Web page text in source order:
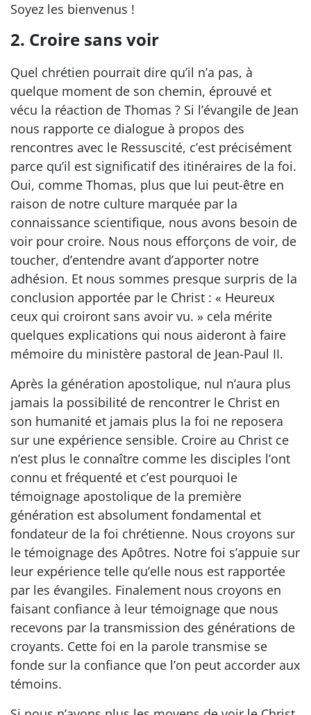
Soyez les bienvenus !
2. Croire sans voir
Quel chrétien pourrait dire qu’il n’a pas, à
quelque moment de son chemin, éprouvé et
vécu la réaction de Thomas ? Si l’évangile de Jean
nous rapporte ce dialogue à propos des
rencontres avec le Ressuscité, c’est précisément
parce qu’il est significatif des itinéraires de la foi.
Oui, comme Thomas, plus que lui peut-être en
raison de notre culture marquée par la
connaissance scientifique, nous avons besoin de
voir pour croire. Nous nous efforçons de voir, de
toucher, d’entendre avant d’apporter notre
adhésion. Et nous sommes presque surpris de la
conclusion apportée par le Christ : « Heureux
ceux qui croiront sans avoir vu. » cela mérite
quelques explications qui nous aideront à faire
mémoire du ministère pastoral de Jean-Paul II.
Après la génération apostolique, nul n’aura plus
jamais la possibilité de rencontrer le Christ en
son humanité et jamais plus la foi ne reposera
sur une expérience sensible. Croire au Christ ce
n’est plus le connaître comme les disciples l’ont
connu et fréquenté et c’est pourquoi le
témoignage apostolique de la première
génération est absolument fondamental et
fondateur de la foi chrétienne. Nous croyons sur
le témoignage des Apôtres. Notre foi s’appuie sur
leur expérience telle qu’elle nous est rapportée
par les évangiles. Finalement nous croyons en
faisant confiance à leur témoignage que nous
recevons par la transmission des générations de
croyants. Cette foi en la parole transmise se
fonde sur la confiance que l’on peut accorder aux
témoins.